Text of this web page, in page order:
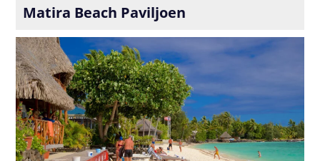
Matira Beach Paviljoen